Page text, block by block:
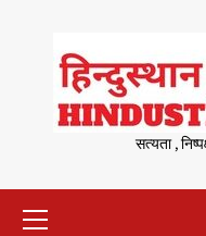
content
सत्यता ,
Menu